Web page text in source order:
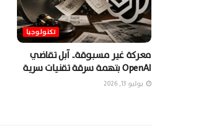
تكنولوجيا
معركة غير مسبوقة.. آبل تقاضي
OpenAI بتهمة سرقة تقنيات سرية
يوليو 13, 2026